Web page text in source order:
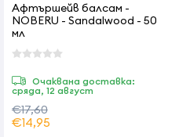
Афтършейв балсам -
NOBERU - Sandalwood - 50
мл
Очаквана доставка:
сряда, 12 август
€17,60
€14,95